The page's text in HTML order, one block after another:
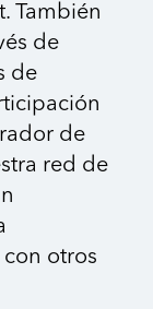
También
de
de
de
red de
otros